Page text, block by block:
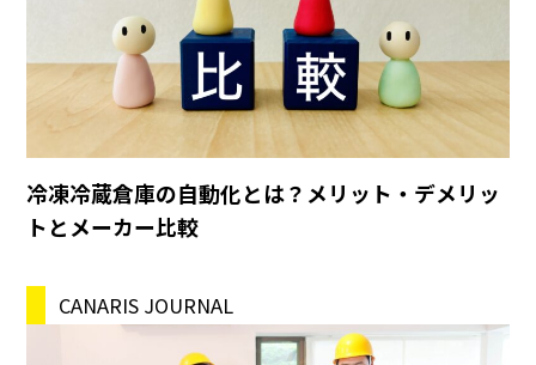
冷凍冷蔵倉庫の自動化とは？メリット・デメリッ
トとメーカー比較
CANARIS JOURNAL